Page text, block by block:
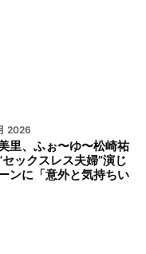
2026
里、ふぉ〜ゆ〜松崎祐
セックスレス夫婦”演じ
ンに「意外と気持ちい